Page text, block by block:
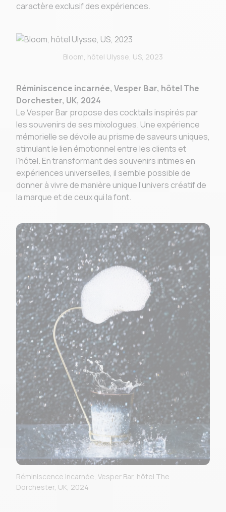
caractère exclusif des expériences.
Bloom, hôtel Ulysse, US, 2023
Réminiscence incarnée, Vesper Bar, hôtel The
Dorchester, UK, 2024
Le Vesper Bar propose des cocktails inspirés par
les souvenirs de ses mixologues. Une expérience
mémorielle se dévoile au prisme de saveurs uniques,
stimulant le lien émotionnel entre les clients et
l’hôtel. En transformant des souvenirs intimes en
expériences universelles, il semble possible de
donner à vivre de manière unique l’univers créatif de
la marque et de ceux qui la font.
Réminiscence incarnée, Vesper Bar, hôtel The
Dorchester, UK, 2024